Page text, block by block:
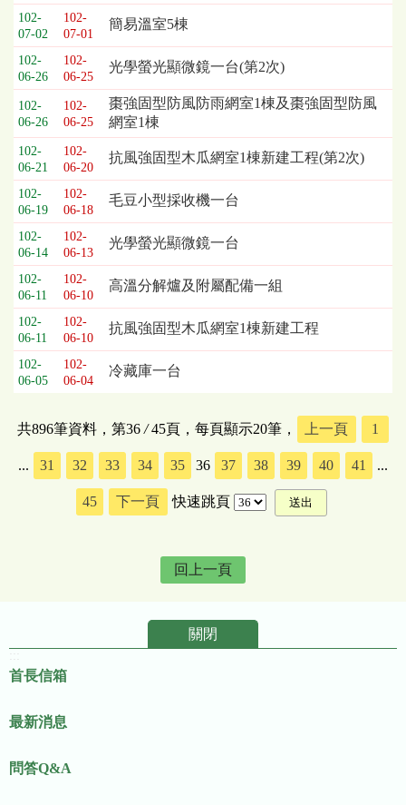
102-
07-02
102-
07-01
簡易溫室5棟
102-
06-26
102-
06-25
光學螢光顯微鏡一台(第2次)
102-
06-26
102-
06-25
棗強固型防風防雨網室1棟及棗強固型防風
網室1棟
102-
06-21
102-
06-20
抗風強固型木瓜網室1棟新建工程(第2次)
102-
06-19
102-
06-18
毛豆小型採收機一台
102-
06-14
102-
06-13
光學螢光顯微鏡一台
102-
06-11
102-
06-10
高溫分解爐及附屬配備一組
102-
06-11
102-
06-10
抗風強固型木瓜網室1棟新建工程
102-
06-05
102-
06-04
冷藏庫一台
共896筆資料，第36/45頁，每頁顯示20筆， 上一頁 1
... 31 32 33 34 35 36 37 38 39 40 41 ...
45 下一頁 快速跳頁
回上一頁
關閉
首長信箱
最新消息
問答Q&A